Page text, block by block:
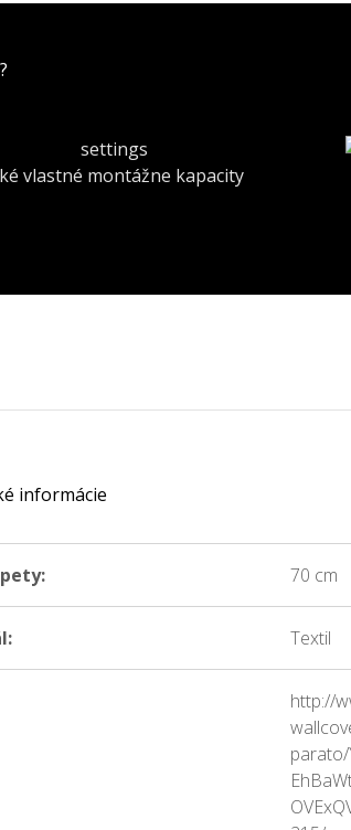
vlastné montážne kapacity
informácie
70 cm
Textil
http://
parato/